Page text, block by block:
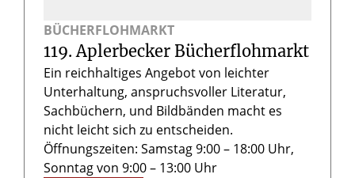
BÜCHERFLOHMARKT
119. Aplerbecker Bücherflohmarkt
Ein reichhaltiges Angebot von leichter
Unterhaltung, anspruchsvoller Literatur,
Sachbüchern, und Bildbänden macht es
nicht leicht sich zu entscheiden.
Öffnungszeiten: Samstag 9:00 – 18:00 Uhr,
Sonntag von 9:00 – 13:00 Uhr